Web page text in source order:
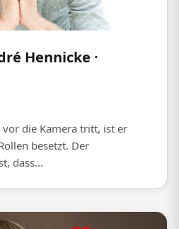
Hennicke ·
die Kamera tritt, ist er
besetzt. Der
dass...